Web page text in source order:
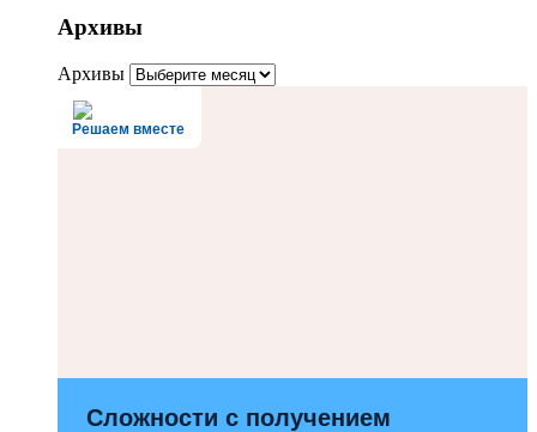
Архивы
Архивы
Решаем вместе
Сложности с получением